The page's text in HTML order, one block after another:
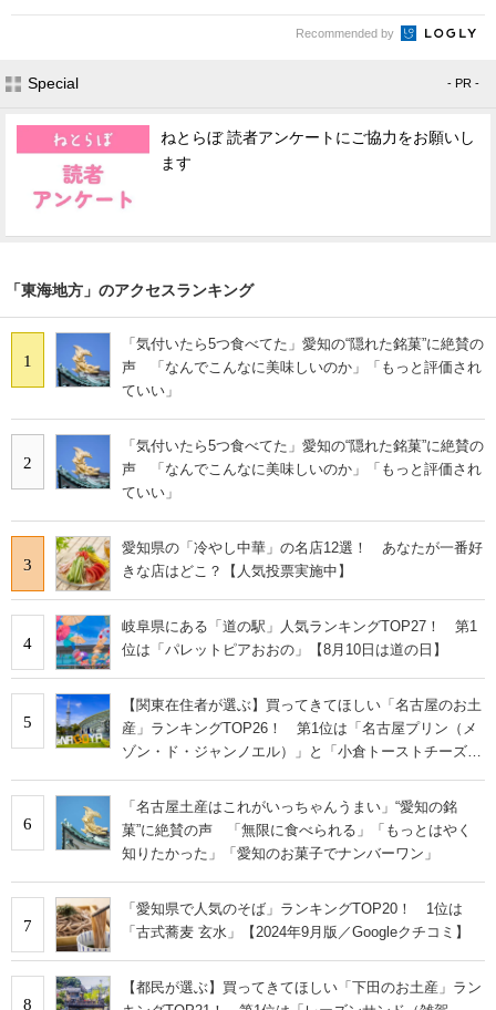
Recommended by
Special - PR -
ねとらぼ 読者アンケートにご協力をお願いし
ます
「東海地方」のアクセスランキング
1
「気付いたら5つ食べてた」愛知の“隠れた銘菓”に絶賛の
声 「なんでこんなに美味しいのか」「もっと評価され
ていい」
2
「気付いたら5つ食べてた」愛知の“隠れた銘菓”に絶賛の
声 「なんでこんなに美味しいのか」「もっと評価され
ていい」
3
愛知県の「冷やし中華」の名店12選！ あなたが一番好
きな店はどこ？【人気投票実施中】
4
岐阜県にある「道の駅」人気ランキングTOP27！ 第1
位は「パレットピアおおの」【8月10日は道の日】
5
【関東在住者が選ぶ】買ってきてほしい「名古屋のお土
産」ランキングTOP26！ 第1位は「名古屋プリン（メ
ゾン・ド・ジャンノエル）」と「小倉トーストチーズケ
6
「名古屋土産はこれがいっちゃんうまい」“愛知の銘
菓”に絶賛の声 「無限に食べられる」「もっとはやく
知りたかった」「愛知のお菓子でナンバーワン」
7
「愛知県で人気のそば」ランキングTOP20！ 1位は
「古式蕎麦 玄水」【2024年9月版／Googleクチコミ】
8
【都民が選ぶ】買ってきてほしい「下田のお土産」ラン